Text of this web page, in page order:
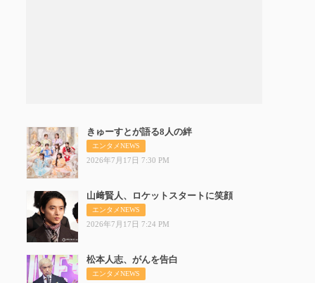
きゅーすとが語る8人の絆
エンタメNEWS
2026年7月17日 7:30 PM
山﨑賢人、ロケットスタートに笑顔
エンタメNEWS
2026年7月17日 7:24 PM
松本人志、がんを告白
エンタメNEWS